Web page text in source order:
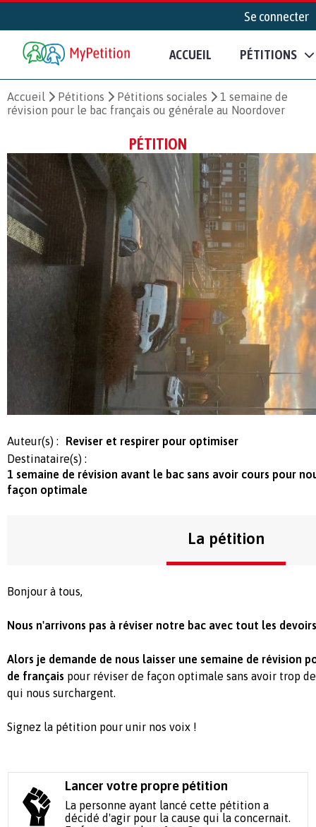
Se connecter
ACCUEIL PÉTITIONS
Accueil Pétitions Pétitions sociales
1 semaine de
révision pour le bac français ou générale au Noordover
PÉTITION
Auteur(s) :
Reviser et respirer pour optimiser
Destinataire(s) :
1 semaine de révision avant le bac sans avoir cours pour
façon optimale
La pétition
Bonjour à tous,
Nous n'arrivons pas à réviser notre bac avec tout les
Alors je demande de nous laisser une semaine de révision
de français pour réviser de façon optimale sans avoir trop
qui nous surchargent.
Signez la pétition pour unir nos voix !
Lancer votre propre pétition
La personne ayant lancé cette pétition a
décidé d'agir pour la cause qui la concernait.